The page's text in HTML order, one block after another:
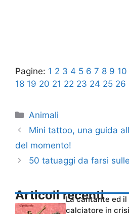
Pagine: 1 2 3 4 5 6 7 8 9 10
18 19 20 21 22 23 24 25 26
Categorie
Animali
Mini tattoo, una guida
del momento!
50 tatuaggi da farsi
Articoli recenti
La cantante ed il
calciatore in